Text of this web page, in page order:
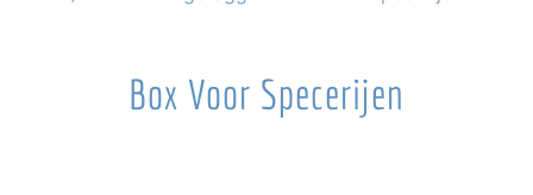
Box Voor Specerijen